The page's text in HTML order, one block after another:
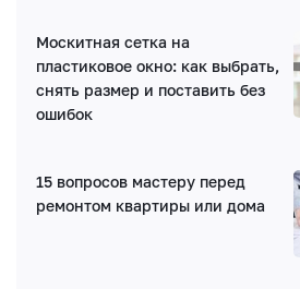
Имя*
E-mail (будет скрыто)
Получать уведомления об ответах
Москитная сетка на
пластиковое окно: как выбрать,
снять размер и поставить без
ошибок
15 вопросов мастеру перед
ремонтом квартиры или дома